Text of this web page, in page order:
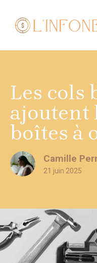
contenu
Les cols
ajoutent
boîtes à
Camille
21 juin 2025